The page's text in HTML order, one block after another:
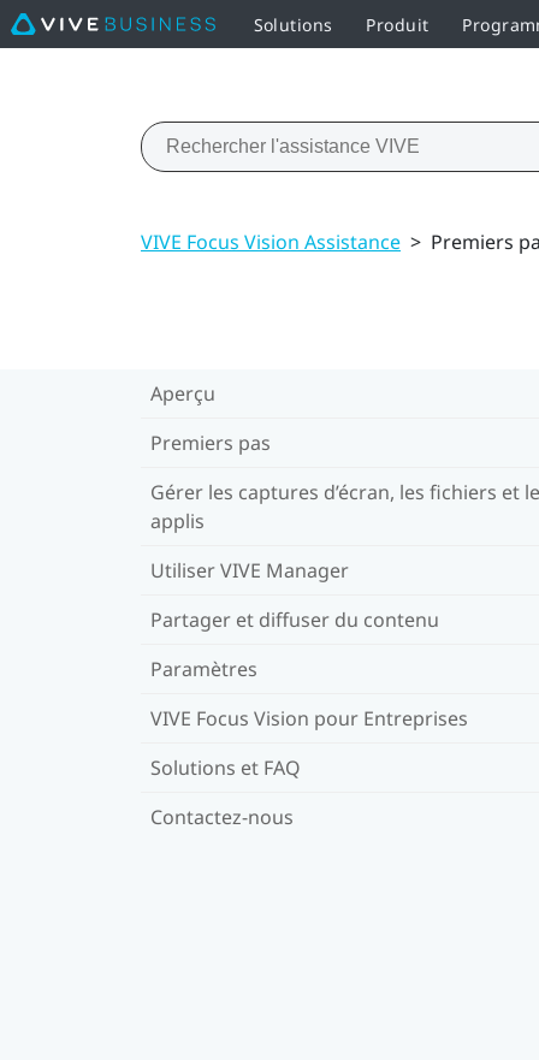
Solutions Produit
VIVE Focus Vision Assistance > Premiers
Aperçu
Premiers pas
Gérer les captures d’écran, les fichiers et
applis
Utiliser VIVE Manager
Partager et diffuser du contenu
Paramètres
VIVE Focus Vision pour Entreprises
Solutions et FAQ
Contactez-nous